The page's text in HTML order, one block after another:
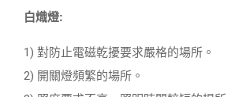
白熾燈:
1) 對防止電磁乾擾要求嚴格的場所。
2) 開關燈頻繁的場所。